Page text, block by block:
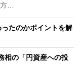
…
たのかポイントを解
相の「円資産への投